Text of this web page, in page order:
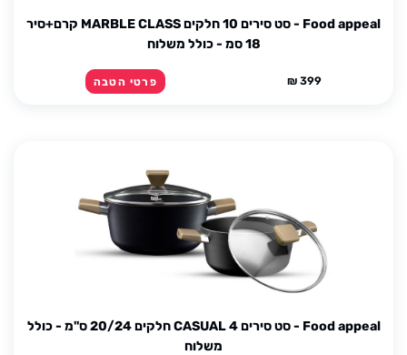
Food appeal - סט סירים 10 חלקים MARBLE CLASS קרם+סיר
18 סמ - כולל משלוח
399 ₪ פרטי הטבה
Food appeal - סט סירים CASUAL 4 חלקים 20/24 ס"מ - כולל
משלוח